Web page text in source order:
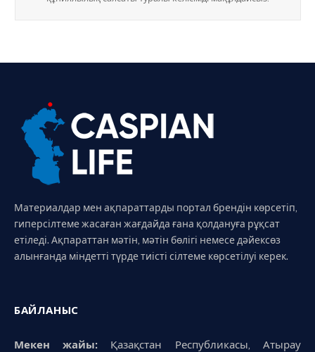
Материалдар мен ақпараттарды портал брендін көрсетіп,
гиперсілтеме жасаған жағдайда ғана қолдануға рұқсат
етіледі. Ақпараттан мәтін, мәтін бөлігі немесе дәйексөз
алынғанда міндетті түрде тиісті сілтеме көрсетілуі керек.
БАЙЛАНЫС
Мекен жайы:Қазақстан Республикасы, Атырау